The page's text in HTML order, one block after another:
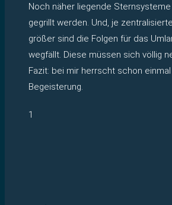
Noch näher liegende
gegrillt werden. Und, je
größer sind die Folgen für das
wegfällt. Diese müssen sich völlig
Fazit: bei mir herrscht schon
Begeisterung.
1